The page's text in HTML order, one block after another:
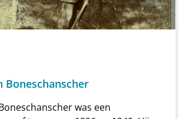
Boneschanscher
was een